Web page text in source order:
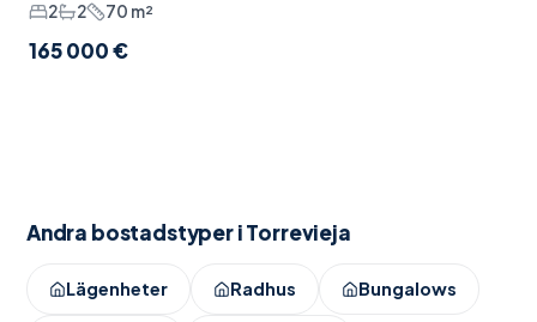
2
2 70 m²
165 000 €
Andra bostadstyper iTorrevieja
Lägenheter Radhus Bungalows